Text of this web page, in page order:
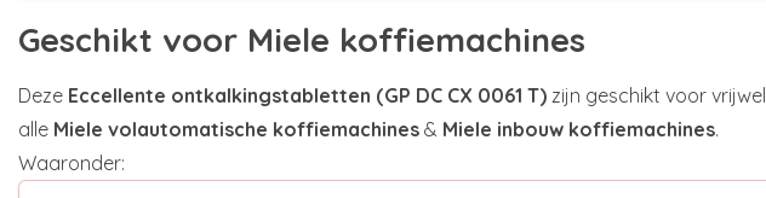
Geschikt voor Miele koffiemachines
Deze Eccellente ontkalkingstabletten (GP DC CX 0061 T) zijn geschikt voor vrijwel
alle Miele volautomatische koffiemachines & Miele inbouw koffiemachines.
Waaronder: